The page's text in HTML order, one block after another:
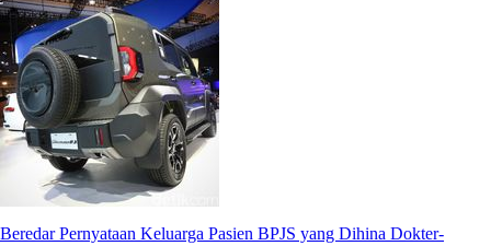
Beredar Pernyataan Keluarga Pasien BPJS yang Dihina Dokter-